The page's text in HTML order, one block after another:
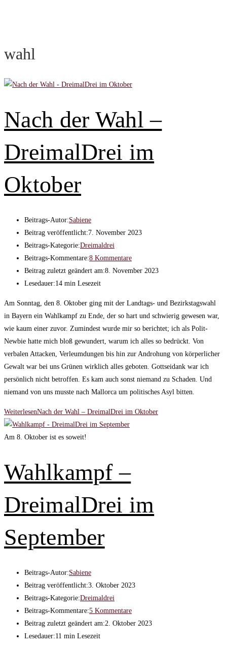
wahl
Nach der Wahl –
DreimalDrei im
Oktober
Beitrags-Autor:Sabiene
Beitrag veröffentlicht:7. November 2023
Beitrags-Kategorie:Dreimaldrei
Beitrags-Kommentare:8 Kommentare
Beitrag zuletzt geändert am:8. November 2023
Lesedauer:14 min Lesezeit
Am Sonntag, den 8. Oktober ging mit der Landtags- und Bezirkstagswahl
in Bayern ein Wahlkampf zu Ende, der so hart und schwierig gewesen war,
wie kaum einer zuvor. Zumindest wurde mir so berichtet; ich als Polit-
Newbie hatte mich bloß gewundert, warum ich alles so bedrückt. Von
verbalen Attacken, Verleumdungen bis hin zur Androhung von körperlicher
Gewalt war bei uns Grünen wirklich alles geboten. Gottseidank war ich
persönlich nicht betroffen. Es kam auch sonst niemand zu Schaden. Und
niemand von uns musste nach Mallorca um politisches Asyl bitten.
WeiterlesenNach der Wahl – DreimalDrei im Oktober
Am 8. Oktober ist es soweit!
Wahlkampf –
DreimalDrei im
September
Beitrags-Autor:Sabiene
Beitrag veröffentlicht:3. Oktober 2023
Beitrags-Kategorie:Dreimaldrei
Beitrags-Kommentare:5 Kommentare
Beitrag zuletzt geändert am:2. Oktober 2023
Lesedauer:11 min Lesezeit